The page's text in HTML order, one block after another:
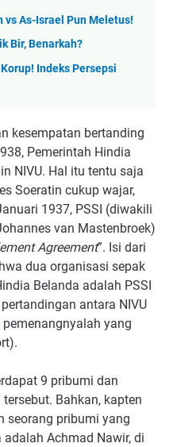
vs As-Israel Pun Meletus!
Bir, Benarkah?
Indeks Persepsi
kesempatan bertanding
Pemerintah Hindia
NIVU. Hal itu tentu saja
Soeratin cukup wajar,
1937, PSSI (diwakili
van Mastenbroek)
Agreement”. Isi dari
dua organisasi sepak
Belanda adalah PSSI
antara NIVU
yang
9 pribumi dan
Bahkan, kapten
seorang pribumi yang
Achmad Nawir, di